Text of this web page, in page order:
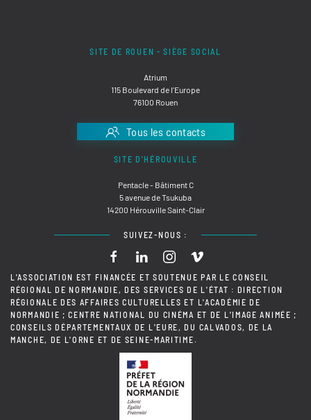
SITE DE ROUEN - SIÈGE SOCIAL
Atrium
115 Boulevard de l'Europe
76100 Rouen
Tous les contacts
SITE D'HÉROUVILLE
Pentacle - Bâtiment C
5 avenue de Tsukuba
14200 Hérouville Saint-Clair
SUIVEZ-NOUS :
L'ASSOCIATION EST FINANCÉE ET SOUTENUE PAR LE CONSEIL
RÉGIONAL DE NORMANDIE, DES SERVICES DE L'ÉTAT : DIRECTION
RÉGIONALE DES AFFAIRES CULTURELLES ET L'ACADÉMIE DE
NORMANDIE ; CENTRE NATIONAL DU CINÉMA ET DE L'IMAGE ANIMÉE ;
CONSEILS DÉPARTEMENTAUX DE L'EURE, DU CALVADOS, DE LA
MANCHE, DE L'ORNE ET DE SEINE-MARITIME.